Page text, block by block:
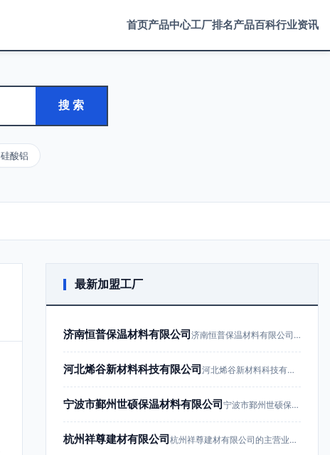
首页产品中心工厂排名产品百科行业资讯
搜 索
硅酸铝
最新加盟工厂
济南恒普保温材料有限公司 济南恒普保温材料有限公司成立于201…
河北烯谷新材料科技有限公司 河北烯谷新材料科技有限公司成立于20…
宁波市鄞州世硕保温材料有限公司 宁波市鄞州世硕保温材料有限公司成立于…
杭州祥尊建材有限公司 杭州祥尊建材有限公司的主营业务为建筑…